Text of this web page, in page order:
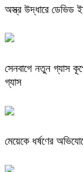
অস্ত্র উদ্ধারে ডেভিড
সেনবাগে নতুন গ্যাস
গ্যাস
মেয়েকে ধর্ষণের